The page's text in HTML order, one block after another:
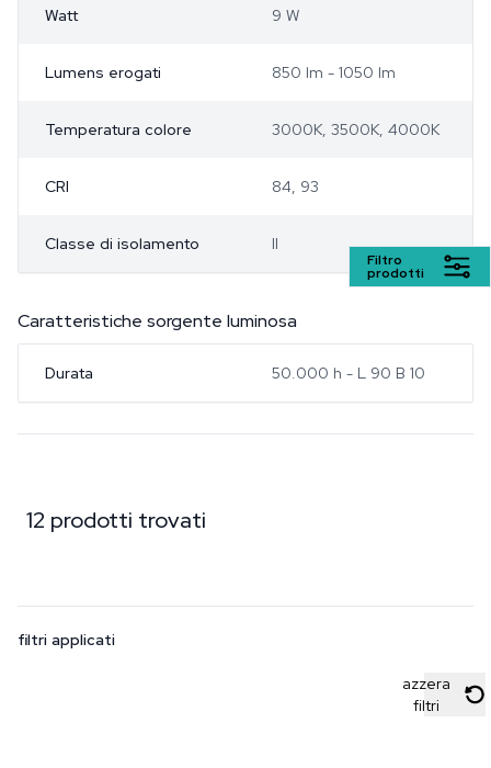
Watt 9 W
Lumens erogati 850 lm - 1050 lm
Temperatura colore 3000K, 3500K, 4000K
CRI 84, 93
Classe di isolamento II
Caratteristiche sorgente luminosa
Durata 50.000 h - L 90 B 10
12 prodotti trovati
filtri applicati
azzera
filtri
Filtro
prodotti